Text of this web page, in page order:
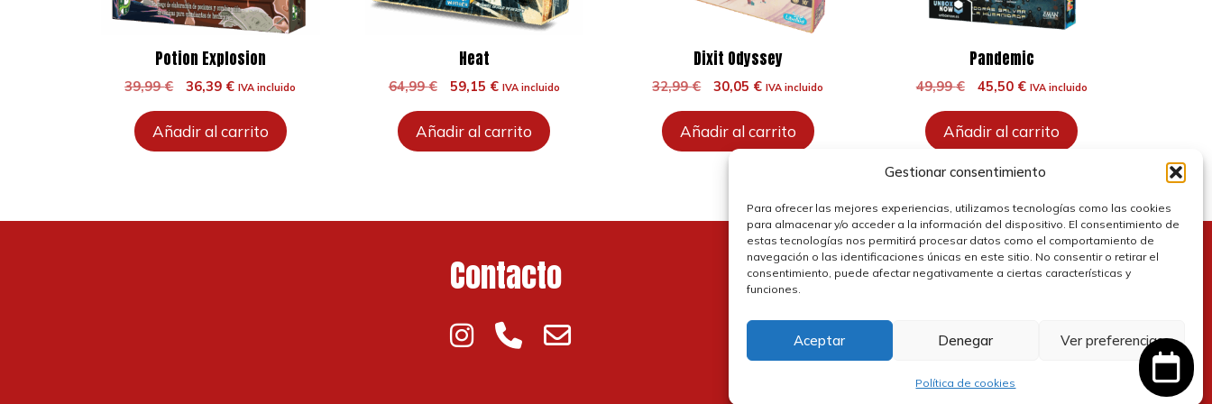
Gestionar consentimiento
Para ofrecer las mejores experiencias, utilizamos tecnologías como las cookies
para almacenar y/o acceder a la información del dispositivo. El consentimiento de
estas tecnologías nos permitirá procesar datos como el comportamiento de
navegación o las identificaciones únicas en este sitio. No consentir o retirar el
consentimiento, puede afectar negativamente a ciertas características y
funciones.
Aceptar Denegar Ver preferencias
Política de cookies
Potion Explosion
39,99€
El
original
era:
36,39 €El
actual
es:
IVA incluido
Añadir al carrito
Heat
64,99€
El
original
era:
59,15 €El
actual
es:
IVA incluido
Añadir al carrito
Dixit Odyssey
32,99€
El
original
era:
32,99 €.
30,05 €El
actual
es:
IVA incluido
Añadir al carrito
Pandemic
49,99€
El
original
era:
45,50 €El
actual
es:
IVA incluido
Añadir al carrito
Contacto Política de cookies
Política de privacidad